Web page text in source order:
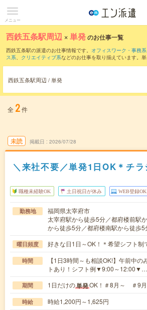
メニュー
西鉄五条駅周辺 ×単発のお仕事一覧
西鉄五条駅の派遣のお仕事情報です。 オフィスワーク・事務系
ス系、 クリエイティブ系などのお仕事を取り揃えています。単
西鉄五条駅周辺 / 単発
全 2件
未読 掲載日 2026/07/28
＼来社不要／単発1日OK＊チ
職種未経験OK 土日祝日が休み WEB登録OK
勤務地
福岡県太宰府市
太宰府駅から徒歩5分／都府楼前駅
から徒歩5分／都府楼南駅から徒歩5
曜日頻度 好きな日1日～OK！＊希望シフト制
時間
【1日3時間～も相談OK!】午前中
トあり！シフト例▼9:00～12:00▼…
期間 1日だけの単発OK！＃8月～ ＃9
時給 時給1,200円～1,625円